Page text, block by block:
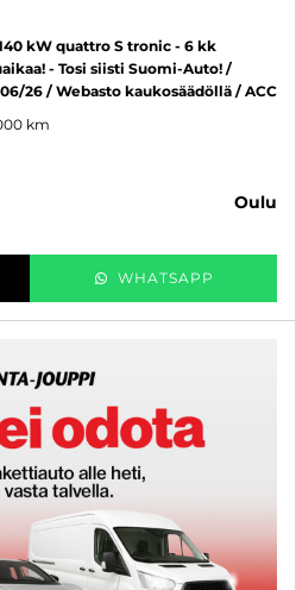
kW quattro S tronic - 6 kk
- Tosi siisti Suomi-Auto! /
26 / Webasto kaukosäädöllä / ACC
km
oulu
WHATSAPP